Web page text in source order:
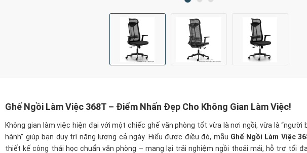
Ghế Ngồi Làm Việc 368T – Điểm Nhấn Đẹp Cho Không Gian Làm Việc!
Không gian làm việc hiện đại với một chiếc ghế văn phòng tốt vừa là nơi ngồi, vừa là “người
hành” giúp bạn duy trì năng lượng cả ngày. Hiểu được điều đó, mẫu Ghế Ngồi Làm Việc
thiết kế công thái học chuẩn văn phòng – mang lại trải nghiệm ngồi thoải mái, hỗ trợ tối